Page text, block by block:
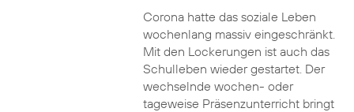
Corona hatte das soziale Leben
wochenlang massiv eingeschränkt.
Mit den Lockerungen ist auch das
Schulleben wieder gestartet. Der
wechselnde wochen- oder
tageweise Präsenzunterricht bringt